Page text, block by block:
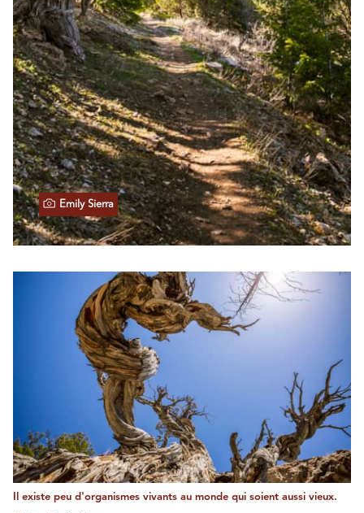
Emily Sierra
Il existe peu d'organismes vivants au monde qui soient aussi vieux.